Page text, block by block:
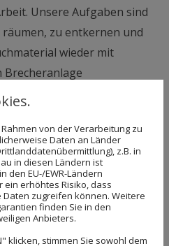
Unsere Aufgaben sind
zu entkernen und
wieder mit
Wir arbeiten
Vornutzung und der Art
Industrieabriss
Materialien
Gegensatz zum
von der Verarbeitung zu
Daten an Länder
z.B. in
in diesen Ländern ist
den EU-/EWR-Ländern
ein erhöhtes Risiko, dass
zugreifen können. Weitere
finden Sie in den
Anbieters.
klicken, stimmen Sie sowohl dem